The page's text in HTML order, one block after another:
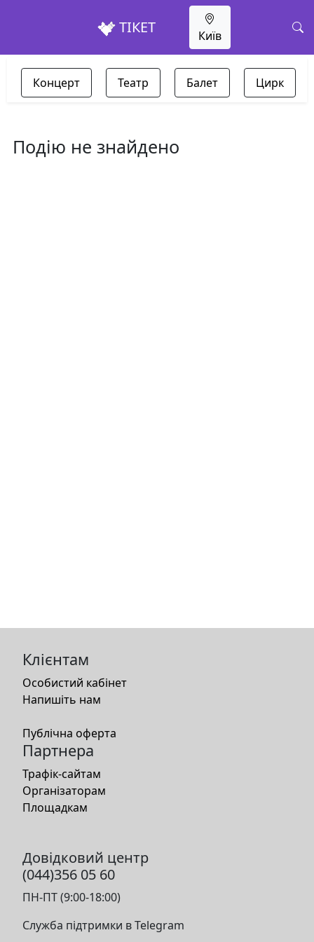
ТІКЕТ Київ
Концерт Театр Балет Цирк
Подію не знайдено
Клієнтам
Особистий кабінет
Напишіть нам
Публічна оферта
Партнера
Трафік-сайтам
Організаторам
Площадкам
Довідковий центр
(044)356 05 60
ПН-ПТ (9:00-18:00)
Служба підтримки в Telegram